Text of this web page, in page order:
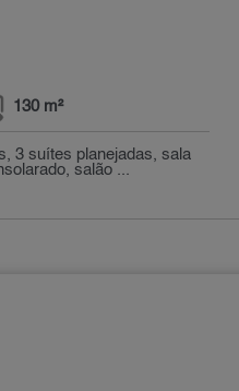
130 m²
3 suítes planejadas, sala
salão ...